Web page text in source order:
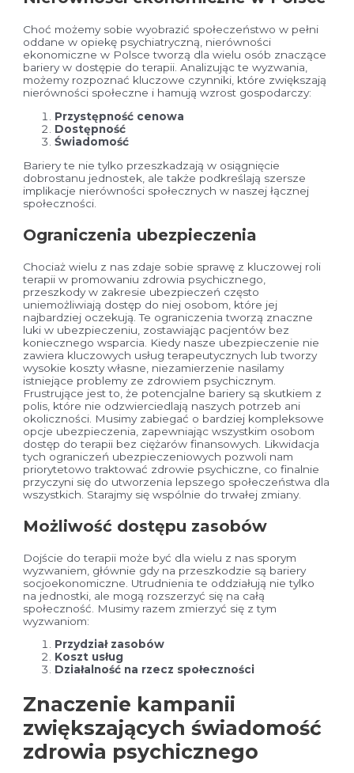
Choć możemy sobie wyobrazić społeczeństwo w pełni
oddane w opiekę psychiatryczną, nierówności
ekonomiczne w Polsce tworzą dla wielu osób znaczące
bariery w dostępie do terapii. Analizując te wyzwania,
możemy rozpoznać kluczowe czynniki, które zwiększają
nierówności społeczne i hamują wzrost gospodarczy:
Przystępność cenowa
Dostępność
Świadomość
Bariery te nie tylko przeszkadzają w osiągnięcie
dobrostanu jednostek, ale także podkreślają szersze
implikacje nierówności społecznych w naszej łącznej
społeczności.
Ograniczenia ubezpieczenia
Chociaż wielu z nas zdaje sobie sprawę z kluczowej roli
terapii w promowaniu zdrowia psychicznego,
przeszkody w zakresie ubezpieczeń często
uniemożliwiają dostęp do niej osobom, które jej
najbardziej oczekują. Te ograniczenia tworzą znaczne
luki w ubezpieczeniu, zostawiając pacjentów bez
koniecznego wsparcia. Kiedy nasze ubezpieczenie nie
zawiera kluczowych usług terapeutycznych lub tworzy
wysokie koszty własne, niezamierzenie nasilamy
istniejące problemy ze zdrowiem psychicznym.
Frustrujące jest to, że potencjalne bariery są skutkiem z
polis, które nie odzwierciedlają naszych potrzeb ani
okoliczności. Musimy zabiegać o bardziej kompleksowe
opcje ubezpieczenia, zapewniając wszystkim osobom
dostęp do terapii bez ciężarów finansowych. Likwidacja
tych ograniczeń ubezpieczeniowych pozwoli nam
priorytetowo traktować zdrowie psychiczne, co finalnie
przyczyni się do utworzenia lepszego społeczeństwa dla
wszystkich. Starajmy się wspólnie do trwałej zmiany.
Możliwość dostępu zasobów
Dojście do terapii może być dla wielu z nas sporym
wyzwaniem, głównie gdy na przeszkodzie są bariery
socjoekonomiczne. Utrudnienia te oddziałują nie tylko
na jednostki, ale mogą rozszerzyć się na całą
społeczność. Musimy razem zmierzyć się z tym
wyzwaniom:
Przydział zasobów
Koszt usług
Działalność na rzecz społeczności
Znaczenie kampanii
zwiększających świadomość
zdrowia psychicznego